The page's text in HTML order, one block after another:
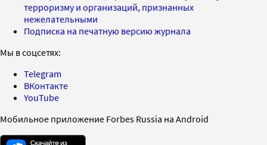
терроризму и организаций, признанных
нежелательными
Подписка на печатную версию журнала
Мы в соцсетях:
Telegram
ВКонтакте
YouTube
Мобильное приложение Forbes Russia на Android